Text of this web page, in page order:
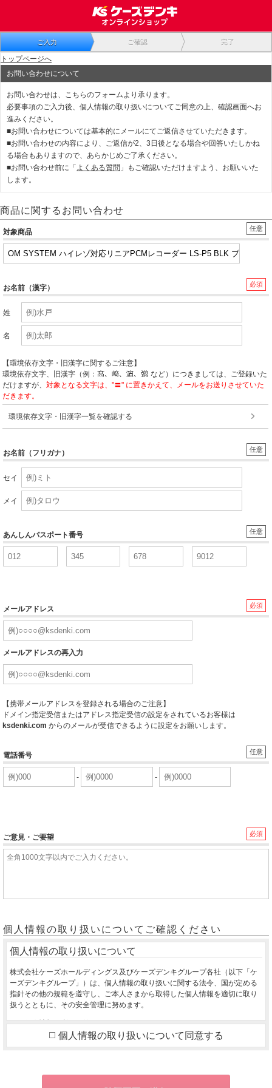
ご入力 ご確認 完了
トップページへ
お問い合わせについて
お問い合わせは、こちらのフォームより承ります。
必要事項のご入力後、個人情報の取り扱いについてご同意の上、確認画面へお
進みください。
■お問い合わせについては基本的にメールにてご返信させていただきます。
■お問い合わせの内容により、ご返信が2、3日後となる場合や回答いたしかね
る場合もありますので、あらかじめご了承ください。
■お問い合わせ前に「 よくある質問 」もご確認いただけますよう、お願いいた
します。
商品に関するお問い合わせ
任意
対象商品
必須
お名前（漢字）
姓
名
【環境依存文字・旧漢字に関するご注意】
環境依存文字、旧漢字（例：
など）につきましては、ご登録いた
だけますが、 対象となる文字は、"〓" に置きかえて、メールをお送りさせていた
だきます。
環境依存文字・旧漢字一覧を確認する
任意
お名前（フリガナ）
セイ
メイ
任意
あんしんパスポート番号
必須
メールアドレス
メールアドレスの再入力
【携帯メールアドレスを登録される場合のご注意】
ドメイン指定受信またはアドレス指定受信の設定をされているお客様は
ksdenki.com からのメールが受信できるように設定をお願いします。
任意
電話番号
- -
必須
ご意見・ご要望
個人情報の取り扱いについてご確認ください
個人情報の取り扱いについて
株式会社ケーズホールディングス及びケーズデンキグループ各社（以下「ケ
ーズデンキグループ」）は、個人情報の取り扱いに関する法令、国が定める
指針その他の規範を遵守し、ご本人さまから取得した個人情報を適切に取り
扱うとともに、その安全管理に努めます。
１．個人情報の利用目的
ご本人さまから同意をいただいた利用目的の達成に必要な範囲を超えて、取
得した個人情報を利用いたしません。
お取り寄せ商品が入荷した際、お客様にご連絡させていただくため
個人情報の取り扱いについて同意する